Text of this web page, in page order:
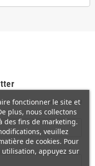
*indicates required
fonctionner le site et
plus, nous collectons
des fins de marketing.
veuillez
de cookies. Pour
appuyez sur